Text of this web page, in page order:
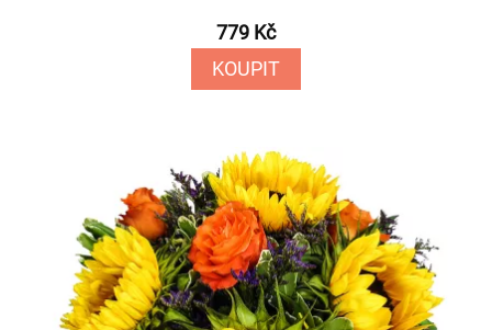
779 Kč
KOUPIT